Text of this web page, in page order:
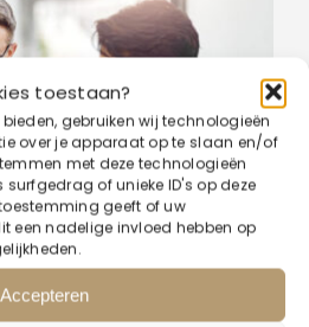
toestaan?
gebruiken wij technologieën
over je apparaat op te slaan en/of
met deze technologieën
of unieke ID's op deze
geeft of uw
een nadelige invloed hebben op
Accepteren